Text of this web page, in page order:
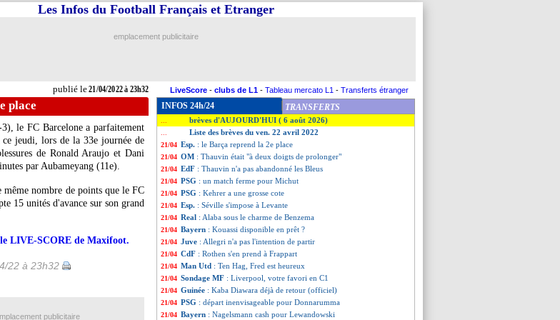
publié le21/04/2022 à 23h32
Les Infos du Football Français et Etranger
emplacement publicitaire
LiveScore - clubs de L1 - Tableau mercato L1 - Transferts étranger
place
le FC Barcelone a parfaitement
jeudi, lors de la 33e journée de
de Ronald Araujo et Dani
par Aubameyang (11e).
même nombre de points que le FC
15 unités d'avance sur son grand
le LIVE-SCORE de Maxifoot.
22 à 23h32
INFOS 24h/24 TRANSFERTS
brèves d'AUJOURD'HUI ( 6 août 2026)
Liste des brèves du ven. 22 avril 2022
21/04 Esp. : le Barça reprend la 2e place
21/04 OM : Thauvin était "à deux doigts de prolonger"
21/04 EdF : Thauvin n'a pas abandonné les Bleus
21/04 PSG : un match ferme pour Michut
21/04 PSG : Kehrer a une grosse cote
21/04 Esp. : Séville s'impose à Levante
21/04 Real : Alaba sous le charme de Benzema
21/04 Bayern : Kouassi disponible en prêt ?
21/04 Juve : Allegri n'a pas l'intention de partir
21/04 CdF : Rothen s'en prend à Frappart
21/04 Man Utd : Ten Hag, Fred est heureux
21/04 Sondage MF : Liverpool, votre favori en C1
21/04 Guinée : Kaba Diawara déjà de retour (officiel)
21/04 PSG : départ inenvisageable pour Donnarumma
21/04 Bayern : Nagelsmann cash pour Lewandowski
publicitaire